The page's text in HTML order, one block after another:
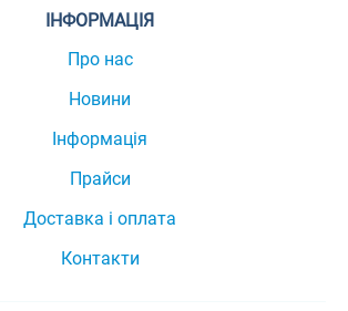
ІНФОРМАЦІЯ
Про нас
Новини
Інформація
Прайси
Доставка і оплата
Контакти